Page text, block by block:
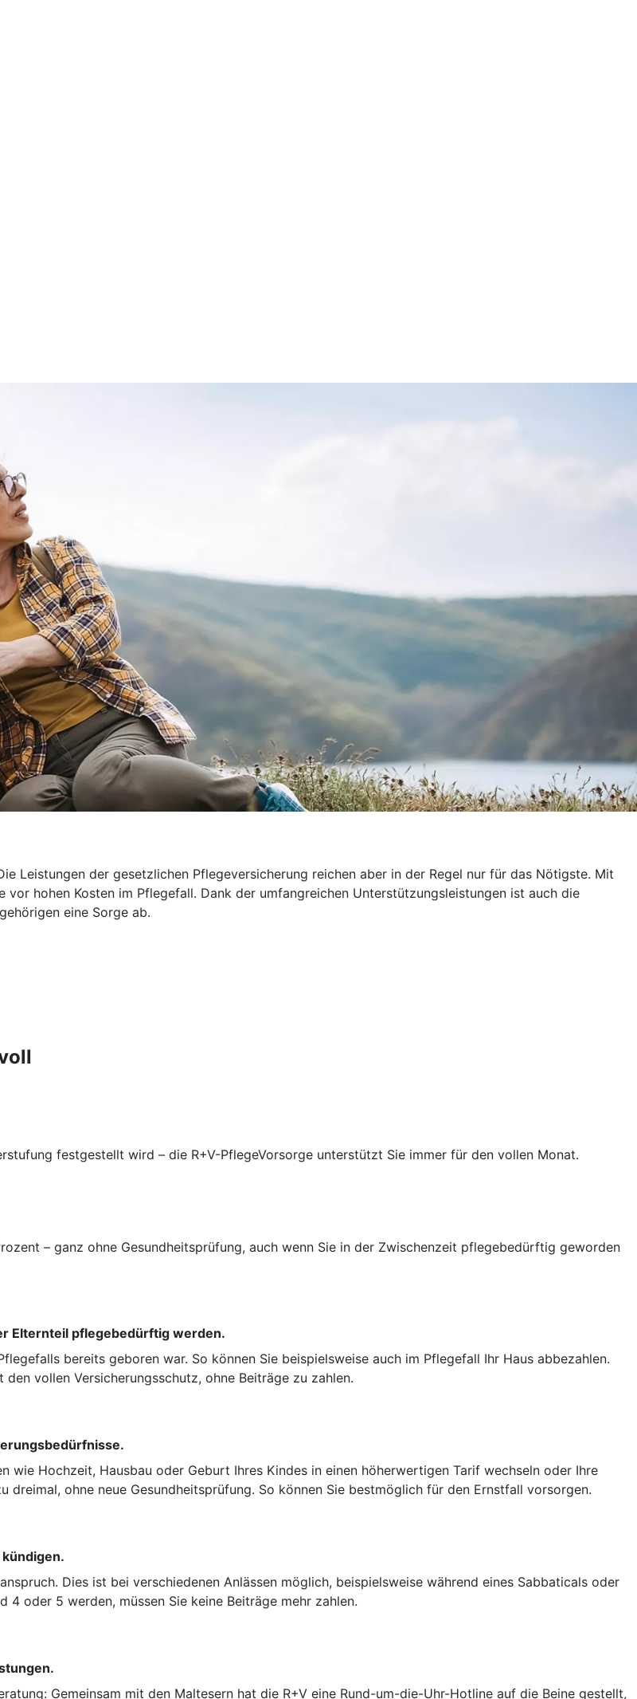
Leistungen der gesetzlichen Pflegeversicherung reichen aber in der Regel nur für das Nötigste. Mit
hohen Kosten im Pflegefall. Dank der umfangreichen Unterstützungsleistungen ist auch die
eine Sorge ab.
festgestellt wird – die R+V-PflegeVorsorge unterstützt Sie immer für den vollen Monat.
– ganz ohne Gesundheitsprüfung, auch wenn Sie in der Zwischenzeit pflegebedürftig geworden
Elternteil pflegebedürftig werden.
bereits geboren war. So können Sie beispielsweise auch im Pflegefall Ihr Haus abbezahlen.
vollen Versicherungsschutz, ohne Beiträge zu zahlen.
wie Hochzeit, Hausbau oder Geburt Ihres Kindes in einen höherwertigen Tarif wechseln oder Ihre
ohne neue Gesundheitsprüfung. So können Sie bestmöglich für den Ernstfall vorsorgen.
Dies ist bei verschiedenen Anlässen möglich, beispielsweise während eines Sabbaticals oder
oder 5 werden, müssen Sie keine Beiträge mehr zahlen.
Gemeinsam mit den Maltesern hat die R+V eine Rund-um-die-Uhr-Hotline auf die Beine gestellt,